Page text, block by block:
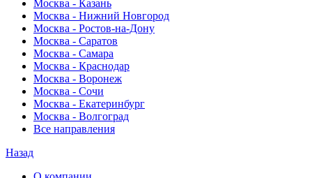
Москва - Казань
Москва - Нижний Новгород
Москва - Ростов-на-Дону
Москва - Саратов
Москва - Самара
Москва - Краснодар
Москва - Воронеж
Москва - Сочи
Москва - Екатеринбург
Москва - Волгоград
Все направления
Назад